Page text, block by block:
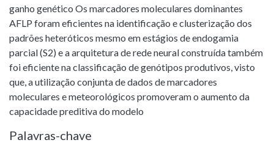
ganho genético Os marcadores moleculares dominantes
AFLP foram eficientes na identificação e clusterização dos
padrões heteróticos mesmo em estágios de endogamia
parcial (S2) e a arquitetura de rede neural construída também
foi eficiente na classificação de genótipos produtivos, visto
que, a utilização conjunta de dados de marcadores
moleculares e meteorológicos promoveram o aumento da
capacidade preditiva do modelo
Palavras-chave